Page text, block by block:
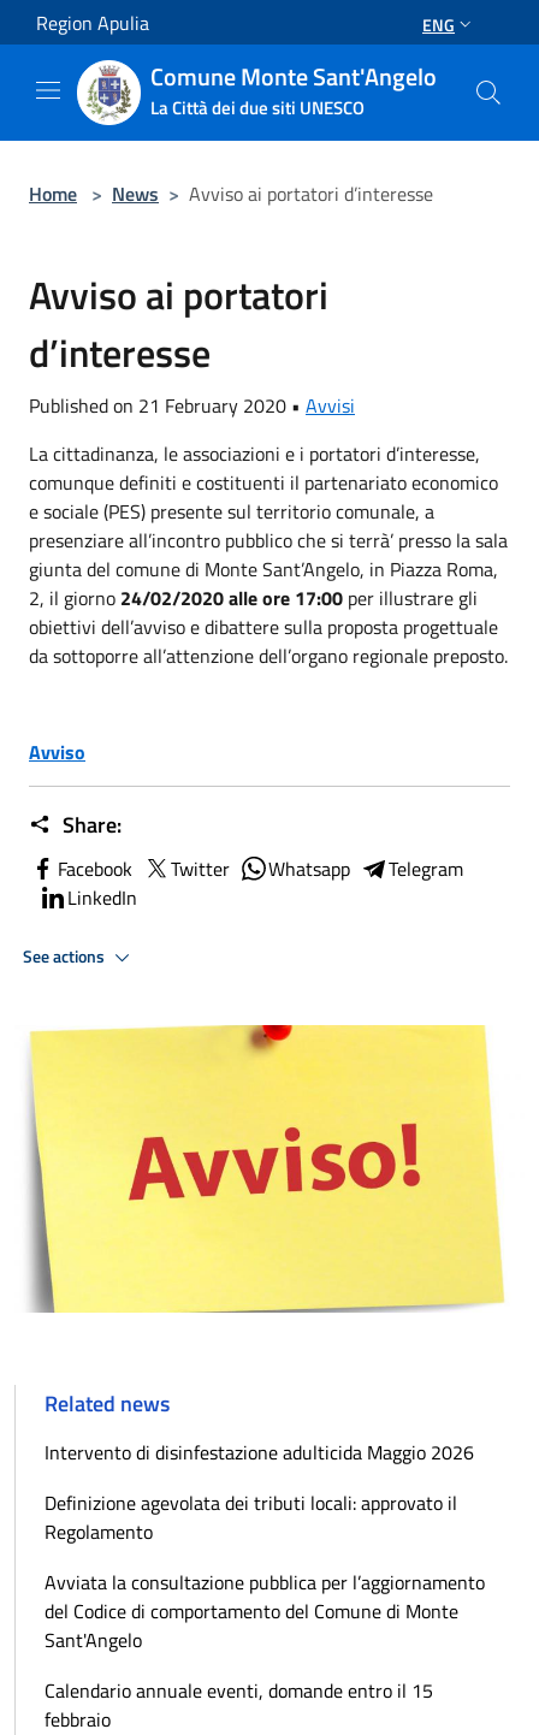
Salta al contenuto principale
Region Apulia ENG
Comune Monte Sant'Angelo
La Città dei due siti UNESCO
Home > News > Avviso ai portatori d’interesse
Avviso ai portatori
d’interesse
Published on 21 February 2020 • Avvisi
La cittadinanza, le associazioni e i portatori d’interesse,
comunque definiti e costituenti il partenariato economico
e sociale (PES) presente sul territorio comunale, a
presenziare all’incontro pubblico che si terrà’ presso la sala
giunta del comune di Monte Sant’Angelo, in Piazza Roma,
2, il giorno 24/02/2020 alle ore 17:00 per illustrare gli
obiettivi dell’avviso e dibattere sulla proposta progettuale
da sottoporre all’attenzione dell’organo regionale preposto.
Avviso
Share:
Facebook Twitter Whatsapp
Telegram
LinkedIn
See actions
Related news
Intervento di disinfestazione adulticida Maggio 2026
Definizione agevolata dei tributi locali: approvato il
Regolamento
Avviata la consultazione pubblica per l’aggiornamento
del Codice di comportamento del Comune di Monte
Sant'Angelo
Calendario annuale eventi, domande entro il 15
febbraio